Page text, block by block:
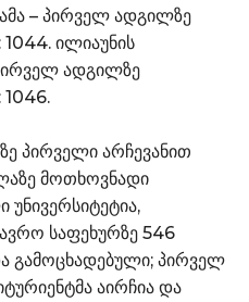
– პირველ ადგილზე
ილიაუნის
ადგილზე
1046.
პირველი არჩევანით
მოთხოვნადი
უნივერსიტეტია,
საფეხურზე 546
გამოცხადებული; პირველ
აირჩია და